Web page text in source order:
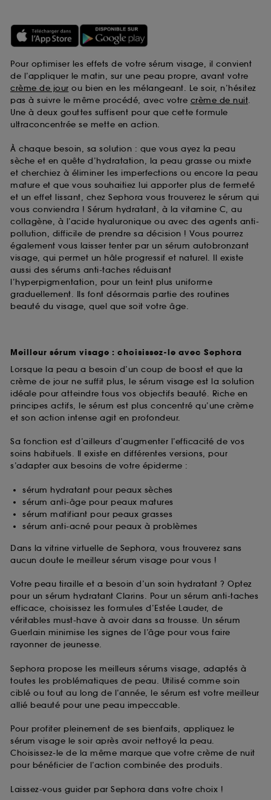
Pour optimiser les effets de votre sérum visage, il convient
de l’appliquer le matin, sur une peau propre, avant votre
crème de jour ou bien en les mélangeant. Le soir, n’hésitez
pas à suivre le même procédé, avec votre crème de nuit.
Une à deux gouttes suffisent pour que cette formule
ultraconcentrée se mette en action.
À chaque besoin, sa solution : que vous ayez la peau
sèche et en quête d’hydratation, la peau grasse ou mixte
et cherchiez à éliminer les imperfections ou encore la peau
mature et que vous souhaitiez lui apporter plus de fermeté
et un effet lissant, chez Sephora vous trouverez le sérum qui
vous conviendra ! Sérum hydratant, à la vitamine C, au
collagène, à l’acide hyaluronique ou avec des agents anti-
pollution, difficile de prendre sa décision ! Vous pourrez
également vous laisser tenter par un sérum autobronzant
visage, qui permet un hâle progressif et naturel. Il existe
aussi des sérums anti-taches réduisant
l’hyperpigmentation, pour un teint plus uniforme
graduellement. Ils font désormais partie des routines
beauté du visage, quel que soit votre âge.
Meilleur sérum visage : choisissez-le avec Sephora
Lorsque la peau a besoin d’un coup de boost et que la
crème de jour ne suffit plus, le sérum visage est la solution
idéale pour atteindre tous vos objectifs beauté. Riche en
principes actifs, le sérum est plus concentré qu’une crème
et son action intense agit en profondeur.
Sa fonction est d’ailleurs d’augmenter l’efficacité de vos
soins habituels. Il existe en différentes versions, pour
s’adapter aux besoins de votre épiderme :
sérum hydratant pour peaux sèches
sérum anti-âge pour peaux matures
sérum matifiant pour peaux grasses
sérum anti-acné pour peaux à problèmes
Dans la vitrine virtuelle de Sephora, vous trouverez sans
aucun doute le meilleur sérum visage pour vous !
Votre peau tiraille et a besoin d’un soin hydratant ? Optez
pour un sérum hydratant Clarins. Pour un sérum anti-taches
efficace, choisissez les formules d’Estée Lauder, de
véritables must-have à avoir dans sa trousse. Un sérum
Guerlain minimise les signes de l’âge pour vous faire
rayonner de jeunesse.
Sephora propose les meilleurs sérums visage, adaptés à
toutes les problématiques de peau. Utilisé comme soin
ciblé ou tout au long de l’année, le sérum est votre meilleur
allié beauté pour une peau impeccable.
Pour profiter pleinement de ses bienfaits, appliquez le
sérum visage le soir après avoir nettoyé la peau.
Choisissez-le de la même marque que votre crème de nuit
pour bénéficier de l’action combinée des produits.
Laissez-vous guider par Sephora dans votre choix !